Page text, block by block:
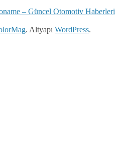
– Güncel Otomotiv Haberleri
. Altyapı WordPress.